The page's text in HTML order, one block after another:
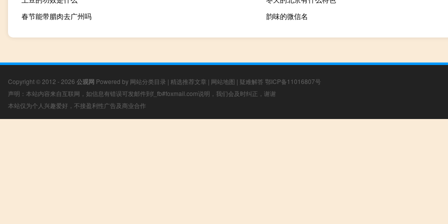
春节能带腊肉去广州吗
韵味的微信名
Copyright © 2012 - 2026 公观网 Powered by 网站分类目录 | 精选推荐文章 | 网站地图 | 疑难解答 鄂ICP备11016807号
声明：本站内容来自互联网，如信息有错误可发邮件到f_fb#foxmail.com说明，我们会及时纠正，谢谢
本站仅为个人兴趣爱好，不接盈利性广告及商业合作